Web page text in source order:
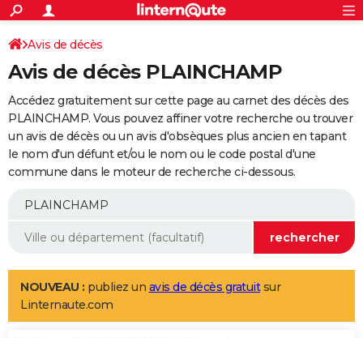
ACTUALITÉS
Politique
Société
Faits Divers
Education
Monde
Villes
+
SPORT
Coupe du monde 2026
Football
Tennis
Cyclisme
Rugby
Forum
Programme TV
TNT
Streaming
Cinéma
Sorties cinéma
Musique
+
FINANCE
Impôts
Immobilier
Risques naturels par ville
Banque
Assurance
Crédit
AUTO
Essais
Réserver un essai
Citadines
Berlines
SUV
Forum auto
+
Mobiles
Meilleur smartphone
Internet
Ordinateurs
Jeux vidéo
Guide high-tech
Aménagement intérieur
LIFESTYLE
Art de vivre
Bien-être
Loisirs
Mode
Modes de vie
Avis de décès
Avis de décès PLAINCHAMP
Accédez gratuitement sur cette page au carnet des décès des
PLAINCHAMP. Vous pouvez affiner votre recherche ou trouver
un avis de décès ou un avis d'obsèques plus ancien en tapant
le nom d'un défunt et/ou le nom ou le code postal d'une
commune dans le moteur de recherche ci-dessous.
NOUVEAU : publiez un avis de décès gratuitsur
Linternaute.com